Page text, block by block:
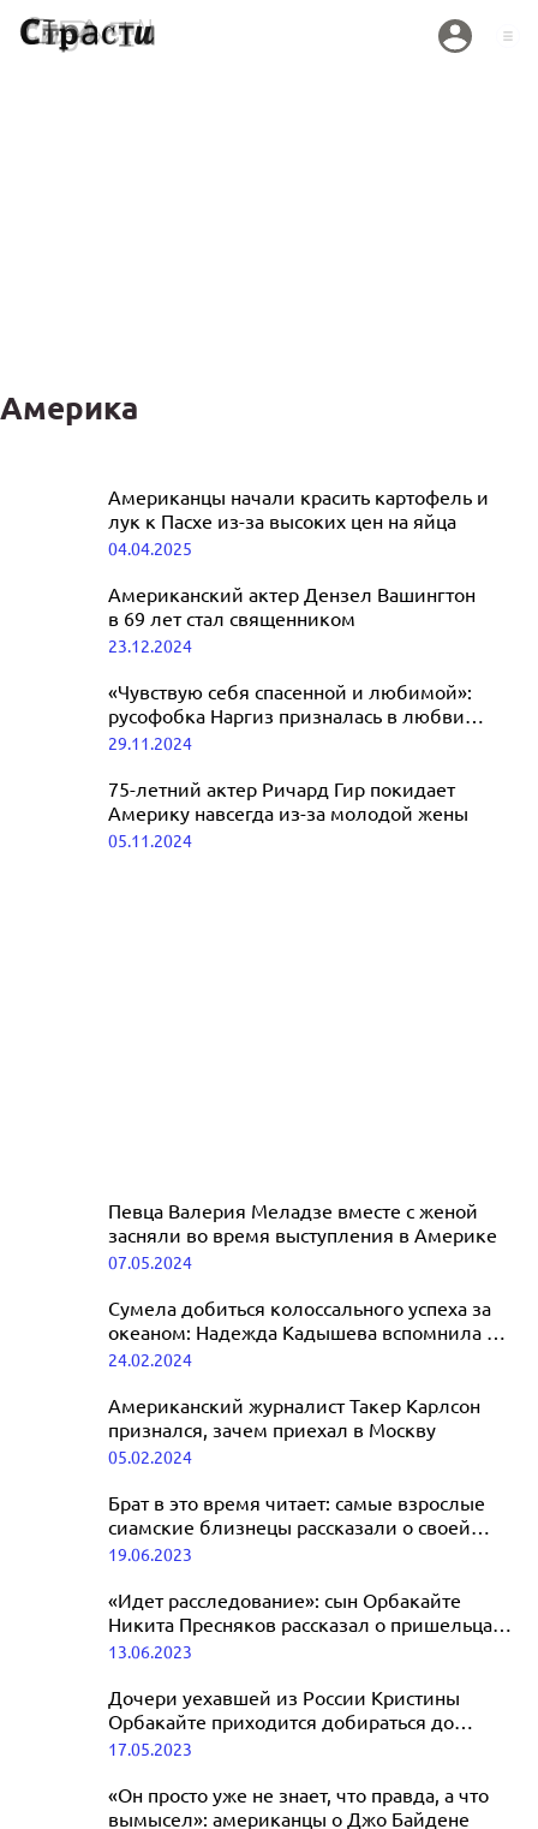
Америка
«Страшно»: экс-солистка группы
«Демо» отказалась возвращаться в
США после поездки в Москву
Американцы начали красить картофель и
лук к Пасхе из-за высоких цен на яйца
04.04.2025
Американский актер Дензел Вашингтон
в 69 лет стал священником
23.12.2024
«Чувствую себя спасенной и любимой»:
русофобка Наргиз призналась в любви
Америке
29.11.2024
75-летний актер Ричард Гир покидает
Америку навсегда из-за молодой жены
05.11.2024
Певца Валерия Меладзе вместе с женой
засняли во время выступления в Америке
07.05.2024
Сумела добиться колоссального успеха за
океаном: Надежда Кадышева вспомнила о
полных залах в США
24.02.2024
Американский журналист Такер Карлсон
признался, зачем приехал в Москву
05.02.2024
Брат в это время читает: самые взрослые
сиамские близнецы рассказали о своей
сексуальной жизни
19.06.2023
«Идет расследование»: сын Орбакайте
Никита Пресняков рассказал о пришельцах
в Америке
13.06.2023
Дочери уехавшей из России Кристины
Орбакайте приходится добираться до
школы на велосипеде
17.05.2023
«Он просто уже не знает, что правда, а что
вымысел»: американцы о Джо Байдене